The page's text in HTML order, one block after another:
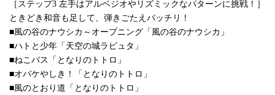
［ステップ3 左手はアルベジオやリズミックなパターンに挑戦！］
ときどき和音も足して、弾きごたえバッチリ！
■風の谷のナウシカ～オープニング「風の谷のナウシカ」
■ハトと少年「天空の城ラピュタ」
■ねこバス「となりのトトロ」
■オバケやしき！「となりのトトロ」
■風のとおり道「となりのトトロ」